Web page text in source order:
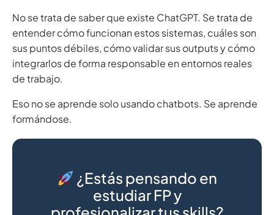
No se trata de saber que existe ChatGPT. Se trata de
entender cómo funcionan estos sistemas, cuáles son
sus puntos débiles, cómo validar sus outputs y cómo
integrarlos de forma responsable en entornos reales
de trabajo.
Eso no se aprende solo usando chatbots. Se aprende
formándose.
¿Estás pensando en
estudiar FP y